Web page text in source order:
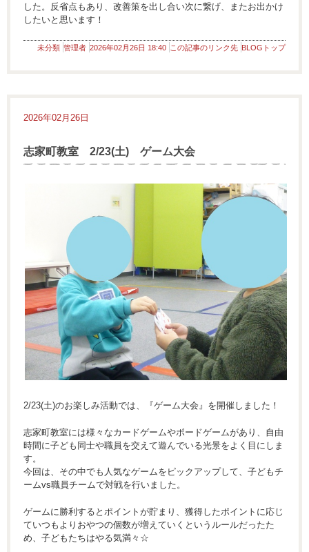
した。反省点もあり、改善策を出し合い次に繋げ、またお出かけ
したいと思います！
未分類 管理者 2026年02月26日 18:40 この記事のリンク先 BLOGトップ
2026年02月26日
志家町教室 2/23(土) ゲーム大会
2/23(土)のお楽しみ活動では、『ゲーム大会』を開催しました！
志家町教室には様々なカードゲームやボードゲームがあり、自由
時間に子ども同士や職員を交えて遊んでいる光景をよく目にしま
す。
今回は、その中でも人気なゲームをピックアップして、子どもチ
ームvs職員チームで対戦を行いました。
ゲームに勝利するとポイントが貯まり、獲得したポイントに応じ
ていつもよりおやつの個数が増えていくというルールだったた
め、子どもたちはやる気満々☆